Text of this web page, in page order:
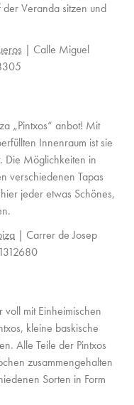
Veranda sitzen und
| Calle Miguel
„Pintxos“ anbot! Mit
Innenraum ist sie
Die Möglichkeiten in
verschiedenen Tapas
jeder etwas Schönes,
| Carrer de Josep
voll mit Einheimischen
kleine baskische
Alle Teile der Pintxos
zusammengehalten
Sorten in Form